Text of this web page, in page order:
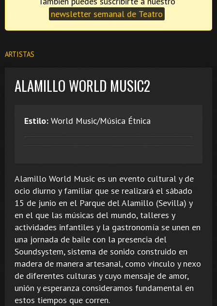
newsletter semanal de Teatro
ARTISTAS
ALAMILLO WORLD MUSIC2
Estilo: World Music/Música Étnica
Alamillo World Music es un evento cultural y de
ocio diurno y familiar que se realizará el sábado
15 de junio en el Parque del Alamillo (Sevilla) y
en el que las músicas del mundo, talleres y
actividades infantiles y la gastronomía se unen en
una jornada de baile con la presencia del
Soundsystem, sistema de sonido construido en
madera de manera artesanal, como vínculo y nexo
de diferentes culturas y cuyo mensaje de amor,
unión y esperanza consideramos fundamental en
estos tiempos que corren.